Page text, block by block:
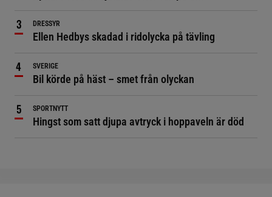
DRESSYR
Ellen Hedbys skadad i ridolycka på tävling
SVERIGE
Bil körde på häst – smet från olyckan
SPORTNYTT
Hingst som satt djupa avtryck i hoppaveln är död